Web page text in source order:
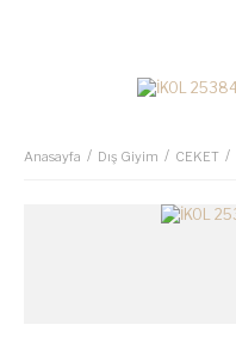
Anasayfa Dış Giyim CEKET